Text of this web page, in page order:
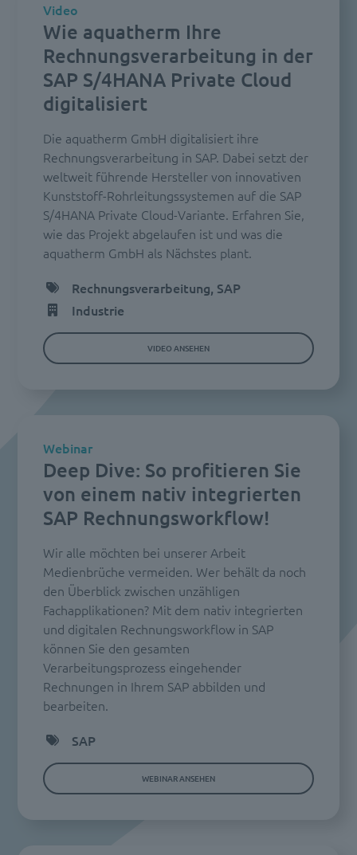
Wie aquatherm Ihre
Rechnungsverarbeitung in der
SAP S/4HANA Private Cloud
digitalisiert
Video
Die aquatherm GmbH digitalisiert ihre
Rechnungsverarbeitung in SAP. Dabei setzt der
weltweit führende Hersteller von innovativen
Kunststoff-Rohrleitungssystemen auf die SAP
S/4HANA Private Cloud-Variante. Erfahren Sie,
wie das Projekt abgelaufen ist und was die
aquatherm GmbH als Nächstes plant.
Rechnungsverarbeitung, SAP
Industrie
VIDEO ANSEHEN
Deep Dive: So profitieren Sie
von einem nativ integrierten
SAP Rechnungsworkflow!
Webinar
Wir alle möchten bei unserer Arbeit
Medienbrüche vermeiden. Wer behält da noch
den Überblick zwischen unzähligen
Fachapplikationen? Mit dem nativ integrierten
und digitalen Rechnungsworkflow in SAP
können Sie den gesamten
Verarbeitungsprozess eingehender
Rechnungen in Ihrem SAP abbilden und
bearbeiten.
SAP
WEBINAR ANSEHEN